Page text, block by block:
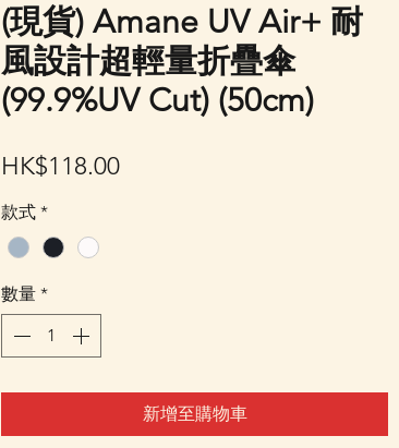
(現貨) Amane UV Air+ 耐
風設計超輕量折疊傘
(99.9%UV Cut) (50cm)
HK$118.00價
款式 *
數量 *
新增至購物車